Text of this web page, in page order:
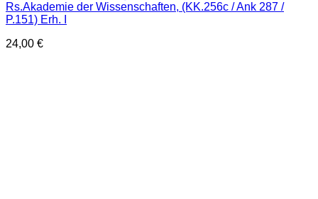
Rs.Akademie der Wissenschaften, (KK.256c / Ank 287 /
P.151) Erh. I
24,00 €